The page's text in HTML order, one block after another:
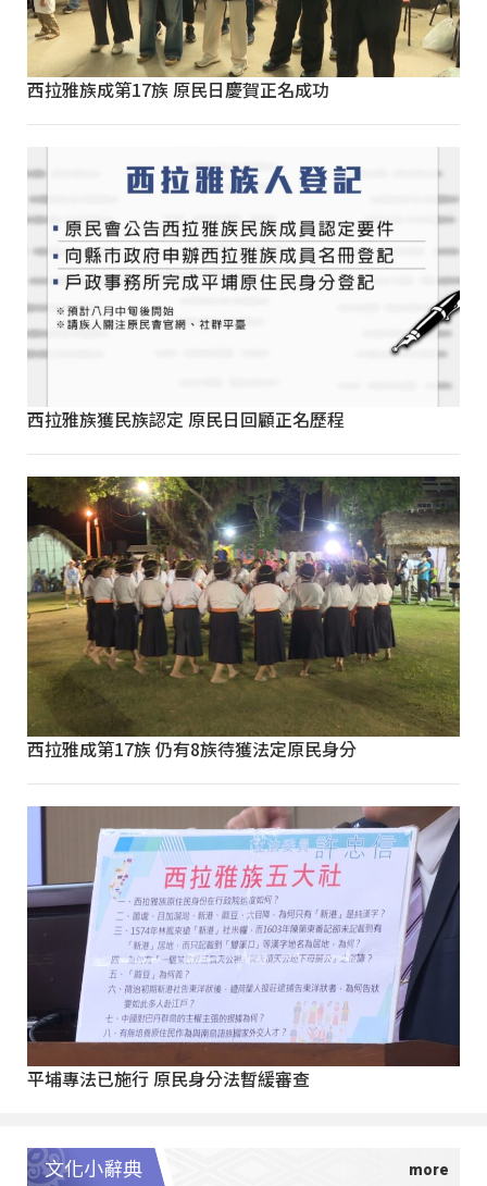
西拉雅族成第17族 原民日慶賀正名成功
西拉雅族獲民族認定 原民日回顧正名歷程
西拉雅成第17族 仍有8族待獲法定原民身分
平埔專法已施行 原民身分法暫緩審查
文化小辭典